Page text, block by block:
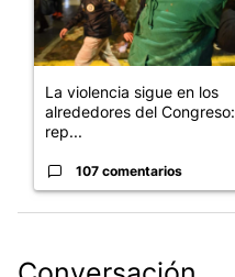
La violencia sigue en los
alrededores del Congreso:
rep...
107 comentarios